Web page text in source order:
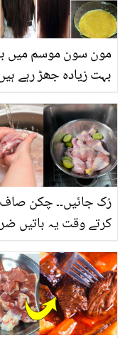
مون سون موسم میں
بہت زیادہ جھڑ رہے
جانیں بالوں کو
بنانے کے چند قدرتی
رُک جائیں۔۔ چکن صاف
کرتے وقت یہ باتیں
یاد رکھیں